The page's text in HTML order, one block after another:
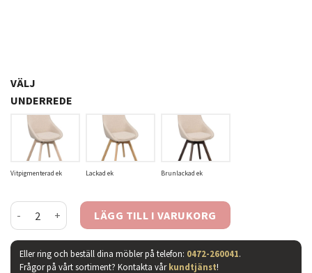
VÄLJ
UNDERREDE
Vitpigmenterad ek Lackad ek Brunlackad ek
Alison snurrstol ljusbeige tyg /trä mängd
LÄGG TILL I VARUKORG
Eller ring och beställ dina möbler på telefon: 0472-260041.
Frågor på vårt sortiment? Kontakta vårkundtjänst!